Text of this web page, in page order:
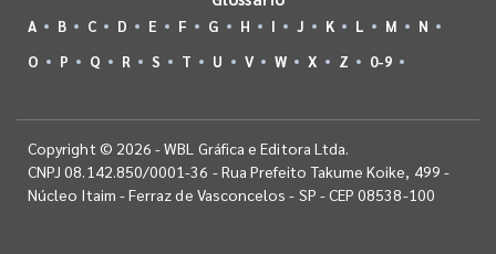
A B C D E F G H I J K L M
N
O
P Q R S T U V W X Z 0-9
Copyright © 2026 - WBL Gráfica e Editora Ltda.
CNPJ 08.142.850/0001-36 - Rua Prefeito Takume Koike, 499 -
Núcleo Itaim - Ferraz de Vasconcelos - SP - CEP 08538-100